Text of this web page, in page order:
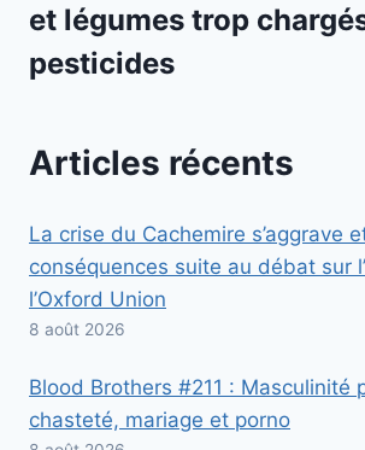
et légumes trop
pesticides
Articles récents
La crise du Cachemire s’aggrave
conséquences suite au débat sur
l’Oxford Union
8 août 2026
Blood Brothers #211 : Masculinité
chasteté, mariage et porno